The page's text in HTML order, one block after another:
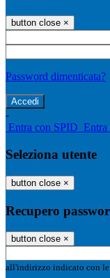
button close ×
Password dimenticata?
-
Entra con SPID Entra
Seleziona utente
button close ×
Recupero
button close ×
all'indirizzo indicato con le